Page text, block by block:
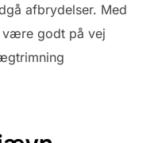
afbrydelser. Med
være godt på vej